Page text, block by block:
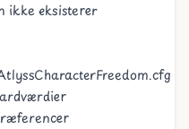
ikke eksisterer